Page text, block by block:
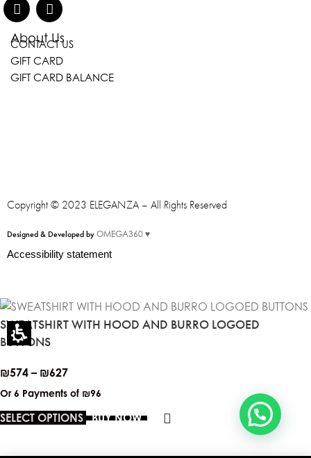
About Us
CONTACT US
GIFT CARD
GIFT CARD BALANCE
Copyright © 2023 ELEGANZA – All Rights Reserved
Designed & Developed by OMEGA360 ♥
Accessibility statement
SWEATSHIRT WITH HOOD AND BURRO LOGOED
BUTTONS
₪574 – ₪627
Or 6 Payments of ₪96
SELECT OPTIONS BUY NOW
ELISABETTA FRANCHI
האם נוכל לעזור לך?